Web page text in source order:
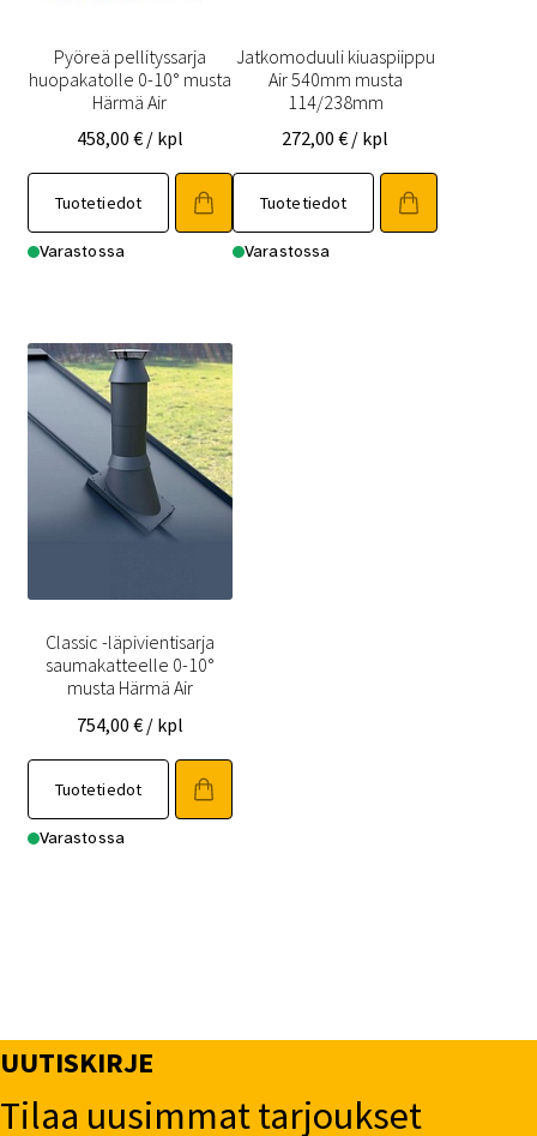
Pyöreä pellityssarja
huopakatolle 0-10° musta
Härmä Air
458,00 € / kpl
Tuotetiedot
Varastossa
Jatkomoduuli kiuaspiippu
Air 540mm musta
114/238mm
272,00€ / kpl
Tuotetiedot
Varastossa
Classic -läpivientisarja
saumakatteelle 0-10°
musta Härmä Air
754,00 € / kpl
Tuotetiedot
Varastossa
UUTISKIRJE
Tilaa uusimmat tarjoukset